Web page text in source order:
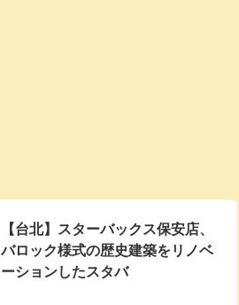
【台北】スターバックス保安店、
バロック様式の歴史建築をリノベ
ーションしたスタバ